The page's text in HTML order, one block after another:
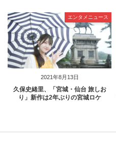
2021年8月13日
エンタメニュース
久保史緒里、「宮城・仙台 旅しお
り」新作は2年ぶりの宮城ロケ